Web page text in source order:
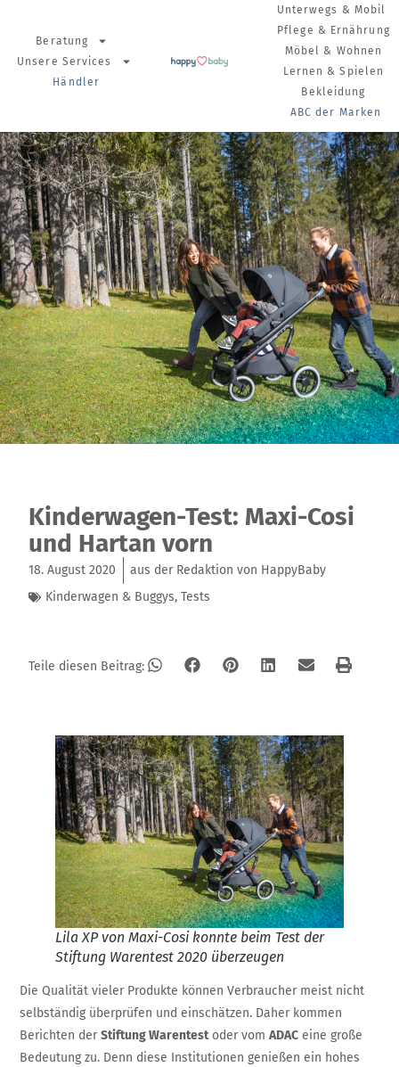
Beratung
Unsere Services
Händler
Unterwegs & Mobil
Pflege & Ernährung
Möbel & Wohnen
Lernen & Spielen
Bekleidung
ABC der Marken
Kinderwagen-Test: Maxi-Cosi
und Hartan vorn
18. August 2020
aus der Redaktion von HappyBaby
Kinderwagen & Buggys,Tests
Teile diesen Beitrag:
Lila XP von Maxi-Cosi konnte beim Test der
Stiftung Warentest 2020 überzeugen
Die Qualität vieler Produkte können Verbraucher meist nicht
selbständig überprüfen und einschätzen. Daher kommen
Berichten derStiftung Warentestoder vomADAC eine große
Bedeutung zu. Denn diese Institutionen genießen ein hohes